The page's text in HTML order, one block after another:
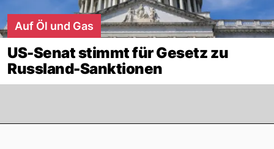
Auf Öl und Gas
US-Senat stimmt für Gesetz zu
Russland-Sanktionen